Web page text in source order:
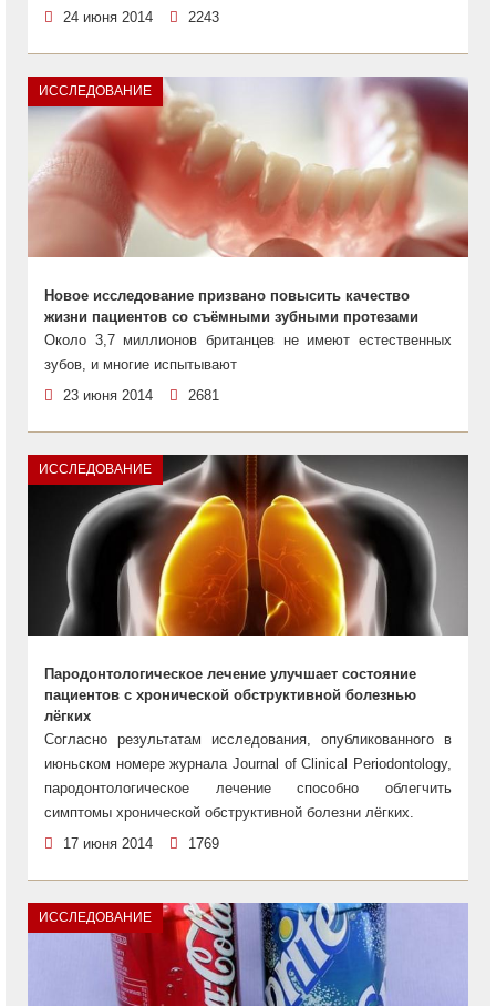
24 июня 2014
2243
ИССЛЕДОВАНИЕ
Новое исследование призвано повысить качество
жизни пациентов со съёмными зубными протезами
Около 3,7 миллионов британцев не имеют естественных
зубов, и многие испытывают
23 июня 2014
2681
ИССЛЕДОВАНИЕ
Пародонтологическое лечение улучшает состояние
пациентов с хронической обструктивной болезнью
лёгких
Согласно результатам исследования, опубликованного в
июньском номере журнала Journal of Clinical Periodontology,
пародонтологическое лечение способно облегчить
симптомы хронической обструктивной болезни лёгких.
17 июня 2014
1769
ИССЛЕДОВАНИЕ